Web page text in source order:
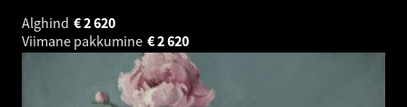
Alghind
2 620
€
Viimane pakkumine
2 620
€